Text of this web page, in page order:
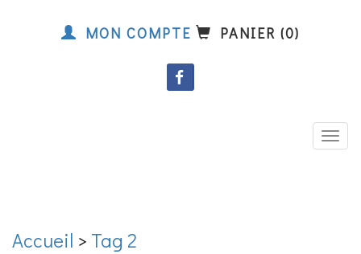
MON COMPTE PANIER (0)
Accueil > Tag 2